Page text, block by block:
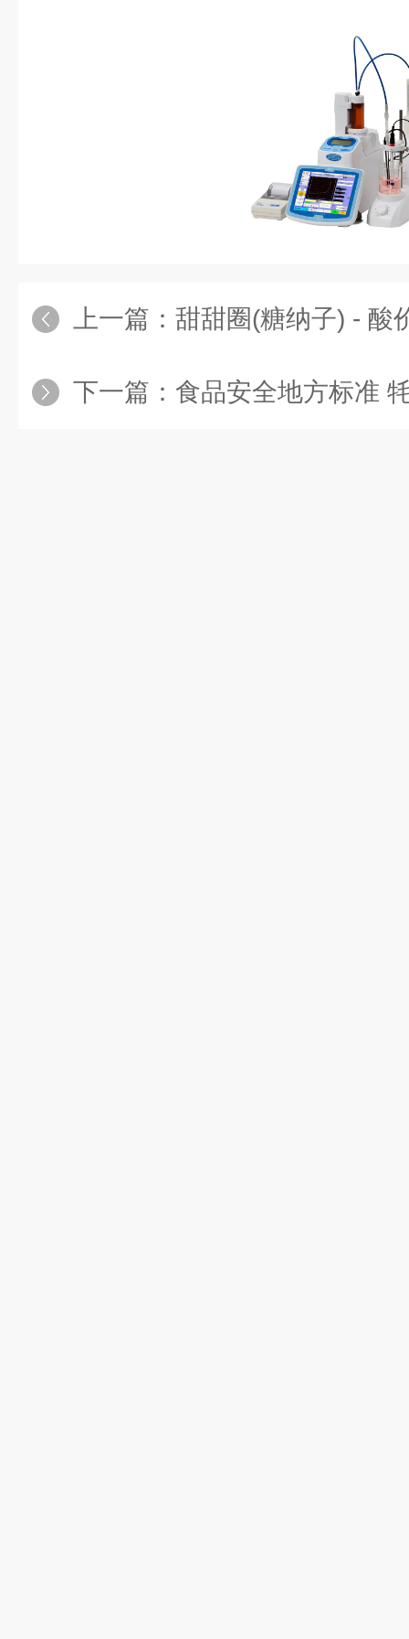
上一篇： 甜甜圈(糖纳子) - 酸价的
下一篇： 食品安全地方标准 牦牛生